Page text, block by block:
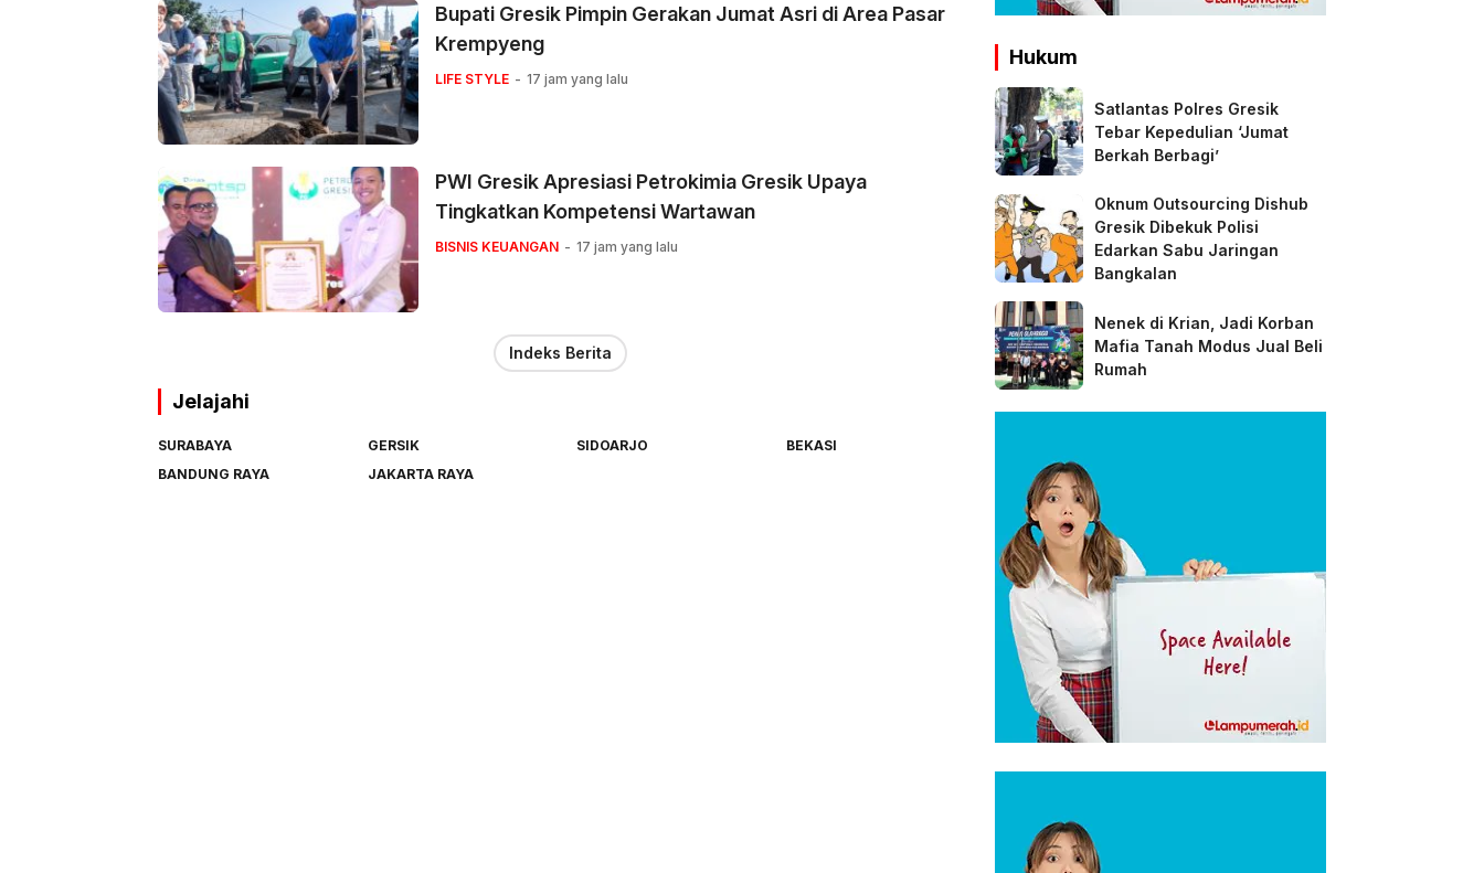
Bupati Gresik Pimpin Gerakan Jumat Asri di Area Pasar
Krempyeng
LIFE STYLE 17 jam yang lalu
PWI Gresik Apresiasi Petrokimia Gresik Upaya
Tingkatkan Kompetensi Wartawan
BISNIS KEUANGAN 17 jam yang lalu
Indeks Berita
Jelajahi
SURABAYA GERSIK SIDOARJO
BEKASI
BANDUNG RAYA
JAKARTA RAYA
Hukum
Satlantas Polres Gresik
Tebar Kepedulian ‘Jumat
Berkah Berbagi’
Oknum Outsourcing Dishub
Gresik Dibekuk Polisi
Edarkan Sabu Jaringan
Bangkalan
Nenek di Krian, Jadi Korban
Mafia Tanah Modus Jual Beli
Rumah